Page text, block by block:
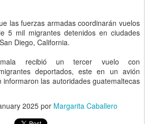
las fuerzas armadas coordinarán vuelos
5 mil migrantes detenidos en ciudades
Diego, California.
recibió un tercer vuelo con
deportados, este en un avión
informaron las autoridades guatemaltecas
2025 por Margarita Caballero